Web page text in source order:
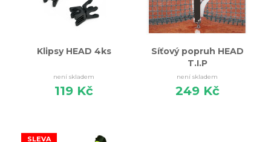
Klipsy HEAD 4ks
není skladem
119 Kč
Síťový popruh HEAD
T.I.P
není skladem
249 Kč
SLEVA